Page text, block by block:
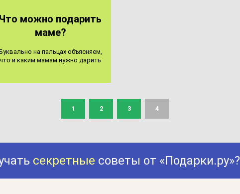
Что мож­но по­да­рить
ма­ме?
на паль­цах объ­яс­ня­ем,
что и ка­ким ма­мам нуж­но да­рить
1 2 3 4
секретные советы от «Подарки.ру»?